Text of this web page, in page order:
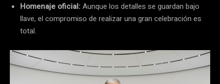
Homenaje oficial:Aunque los detalles se guardan bajo
llave, el compromiso de realizar una gran celebración es
total.